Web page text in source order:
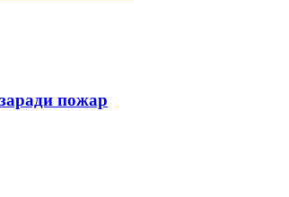
пожар